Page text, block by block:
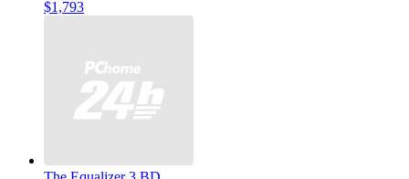
$1,793